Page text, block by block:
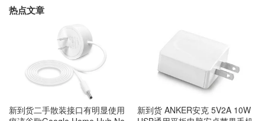
热点文章
新到货二手散装接口有明显使用
新到货 ANKER安克 5V2A 10W